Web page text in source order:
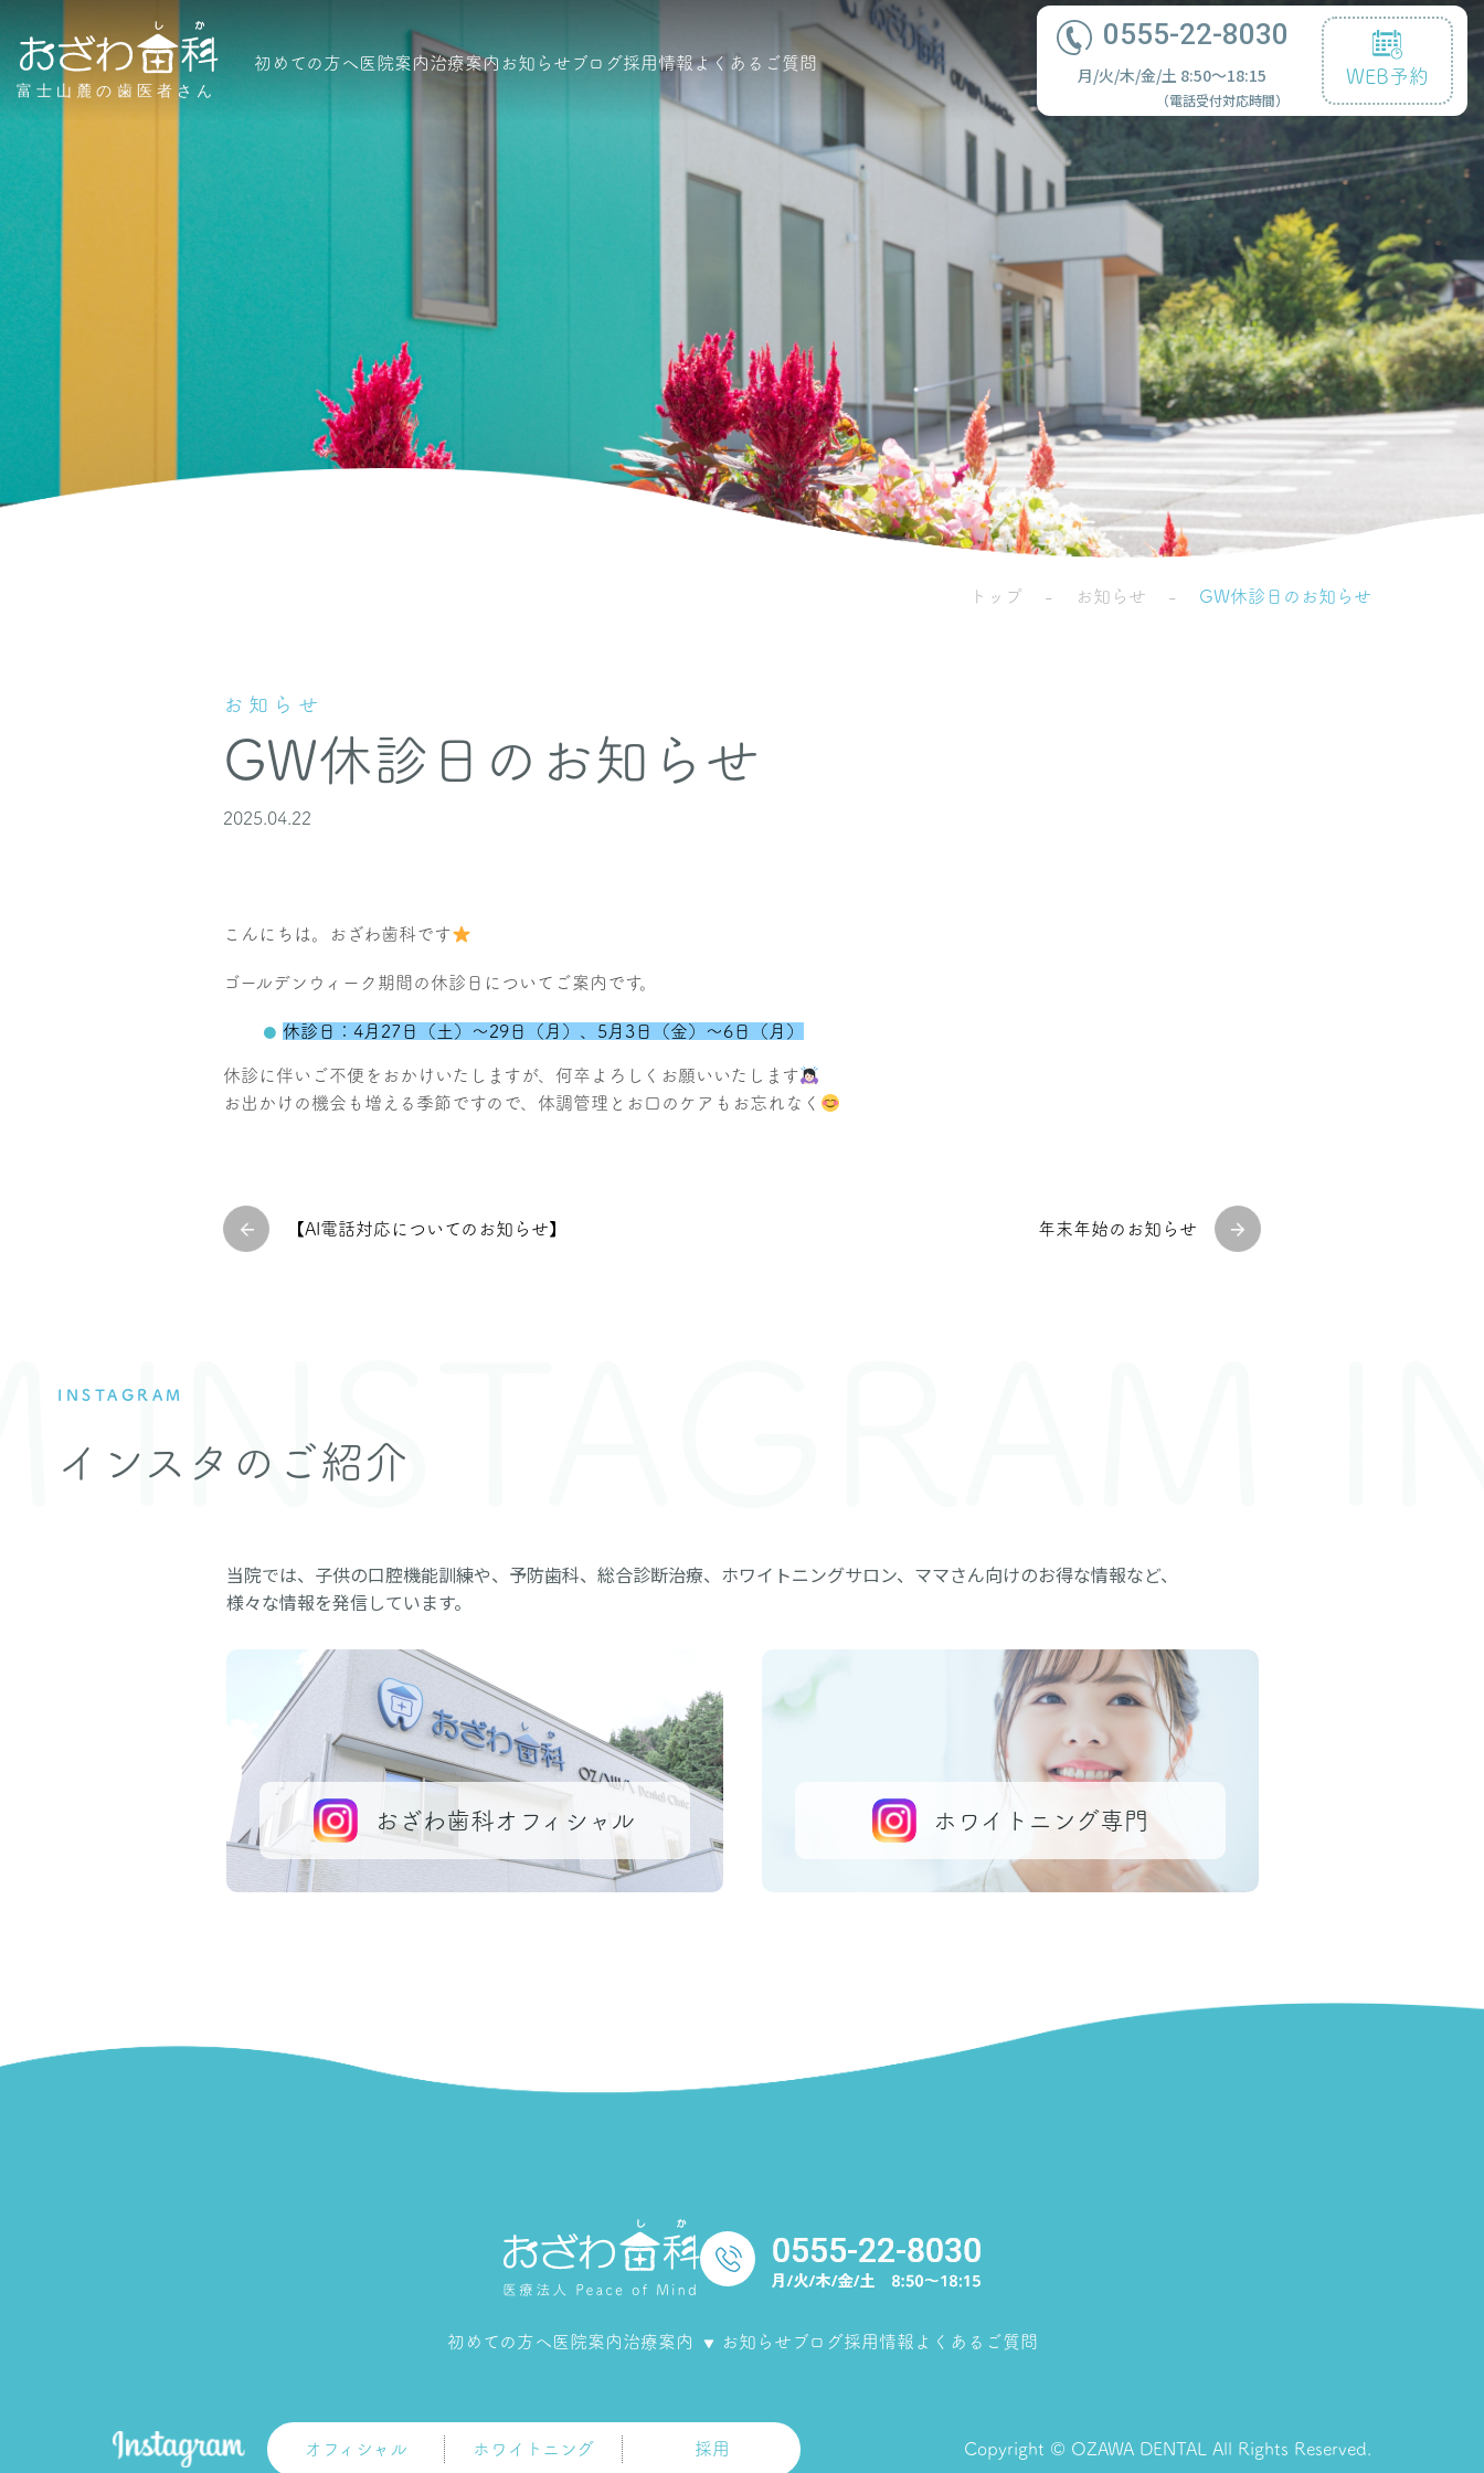
初めての方へ医院案内治療案内 お知らせ ブログ採用情報よくあるご質問
0555-22-8030
月/火/木/金/土 8:50〜18:15
（電話受付対応時間）
WEB予約
トップ お知らせ GW休診日のお知らせ
お知らせ
GW休診日のお知らせ
2025.04.22
こんにちは。おざわ歯科です
ゴールデンウィーク期間の休診日についてご案内です。
休診日：4月27日（土）〜29日（月）、5月3日（金）〜6日（月）
休診に伴いご不便をおかけいたしますが、何卒よろしくお願いいたします
お出かけの機会も増える季節ですので、体調管理とお口のケアもお忘れなく
【AI電話対応についてのお知らせ】 年末年始のお知らせ
INSTAGRAM
インスタのご紹介
当院では、子供の口腔機能訓練や、予防歯科、総合診断治療、ホワイトニングサロン、ママさん向けのお得な情報など、
様々な情報を発信しています。
おざわ歯科オフィシャル ホワイトニング専門
初めての方へ医院案内治療案内 お知らせ ブログ採用情報 よくあるご質問
オフィシャル ホワイトニング 採用 Copyright © OZAWA DENTAL All Rights Reserved.